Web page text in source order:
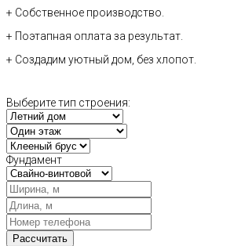
+ Собственное производство.
+ Поэтапная оплата за результат.
+ Создадим уютный дом, без хлопот.
Выберите тип строения:
Фундамент